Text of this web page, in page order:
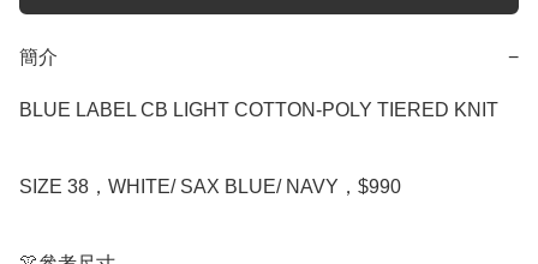
簡介 −
BLUE LABEL CB LIGHT COTTON-POLY TIERED KNIT
SIZE 38，WHITE/ SAX BLUE/ NAVY，$990